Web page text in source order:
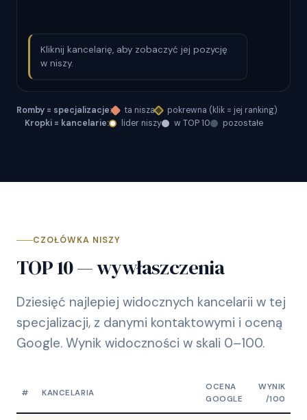
Kliknij kancelarię, aby zobaczyć jej pozycję
w niszy.
Romby = specjalizacje: ta nisza
pokrewna (klik = jej ranking)
Kropki = kancelarie:
lider niszy w TOP 10 pozostałe
CZOŁÓWKA NISZY
TOP 10 — wywłaszczenia
Dziesięć najlepiej widocznych kancelarii w tej
specjalizacji, z danymi kontaktowymi i oceną
Google. Wynik widoczności w skali 0–100.
# KANCELARIA
OCENA
GOOGLE
WYNIK
/100